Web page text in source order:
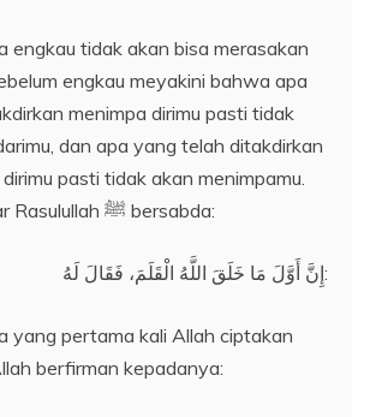
engkau tidak akan bisa merasakan
engkau meyakini bahwa apa
menimpa dirimu pasti tidak
dan apa yang telah ditakdirkan
pasti tidak akan menimpamu.
Aku mendengar Rasulullah ﷺ bersabda:
إِنَّ أَوَّلَ مَا خَلَقَ اللَّهُ الْقَلَمَ، فَقَالَ لَهُ:
yang pertama kali Allah ciptakan
berfirman kepadanya: